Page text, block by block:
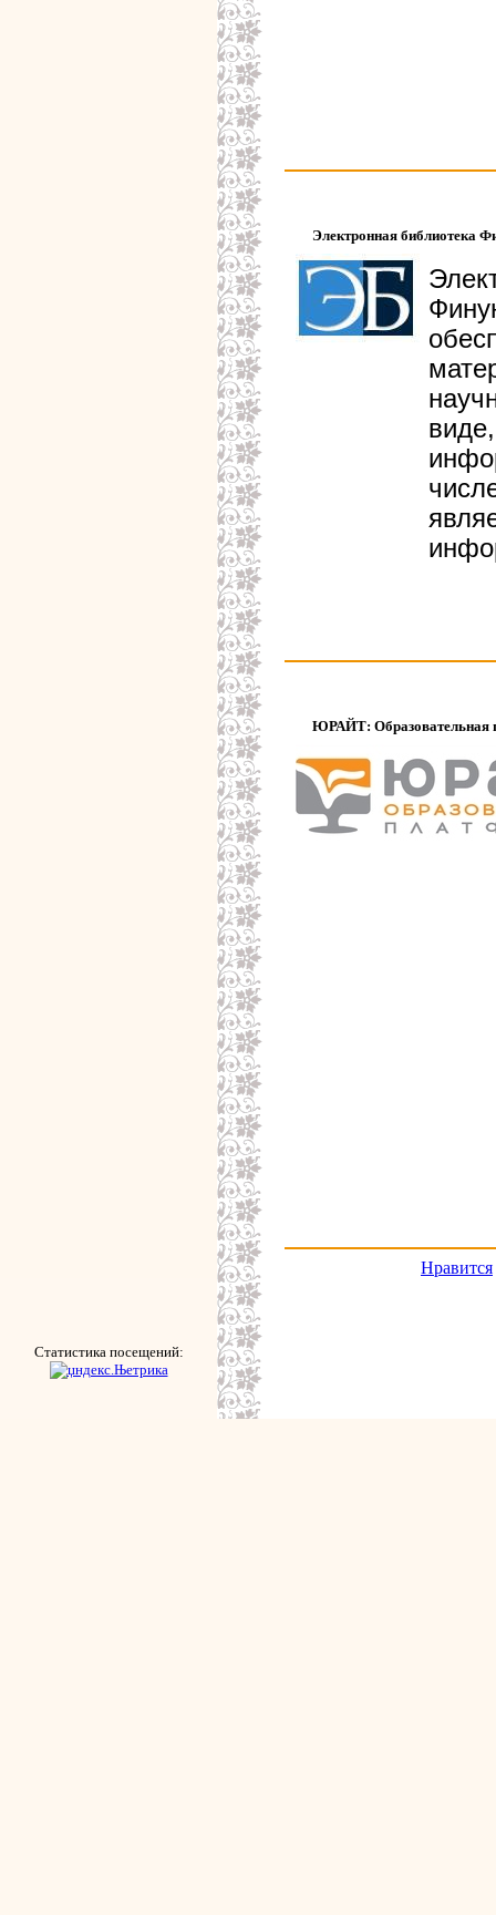
Электронная библиотека
ЮРАЙТ: Образовательная
Нравится
Статистика посещений: